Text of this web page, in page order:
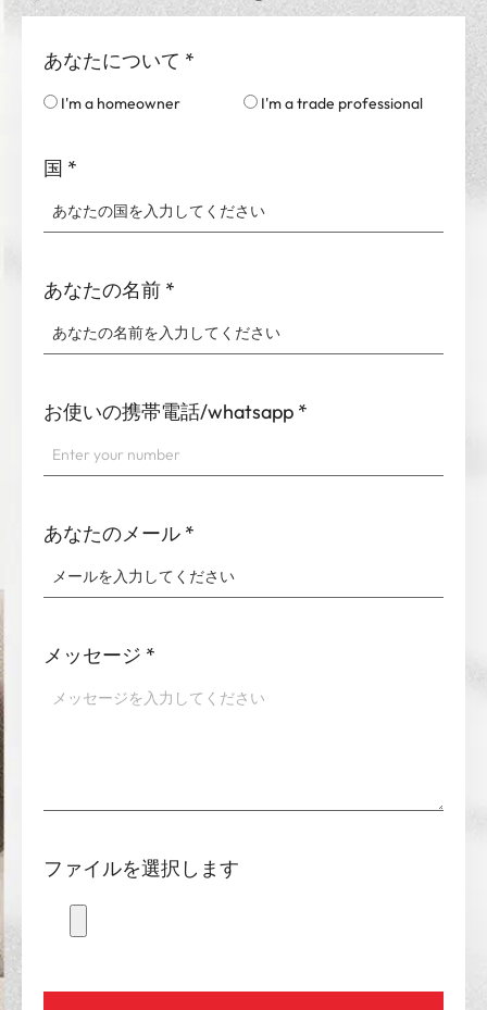
あなたについて *
I'm a homeowner I'm a trade professional
国 *
あなたの名前 *
お使いの携帯電話/whatsapp *
あなたのメール *
メッセージ *
ファイルを選択します